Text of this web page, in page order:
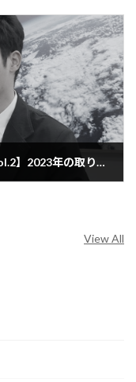
【総力特集！岩谷社長インタビュー Vol.2】2023年の取り組みと目指すもの
View All